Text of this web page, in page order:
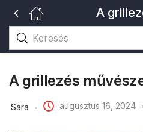
A
A grillezés
Sára augusztus 16, 2024